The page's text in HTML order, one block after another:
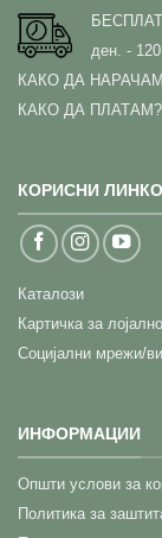
ден. - 120
КАКО ДА
КАКО ДА ПЛАТАМ?
КОРИСНИ
Каталози
Картичка за
Социјални мрежи/
ИНФОРМАЦИИ
Општи услови за
Политика за